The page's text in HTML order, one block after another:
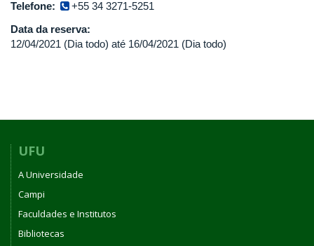
Telefone:
+55 34 3271-5251
Data da reserva:
12/04/2021 (Dia todo) até 16/04/2021 (Dia todo)
UFU
A Universidade
Campi
Faculdades e Institutos
Bibliotecas